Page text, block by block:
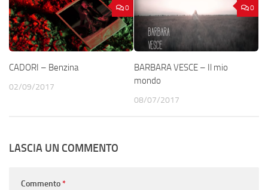
0
CADORI – Benzina
02/09/2017
0
BARBARA VESCE – Il mio
mondo
08/07/2017
LASCIA UN COMMENTO
Commento*